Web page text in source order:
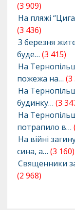
(3 909)
На пляжі
(3 436)
З березня
буде… (3 415)
На
пожежа на… (3
На
будинку… (3
На
потрапило в…
На війні
сина, а… (3 160)
Священники
(2 968)